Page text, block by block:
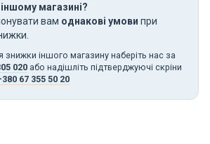
магазині?
вам однакові умови при
знижки іншого магазину наберіть нас за
020 або надішліть підтверджуючі скріни
67 355 50 20